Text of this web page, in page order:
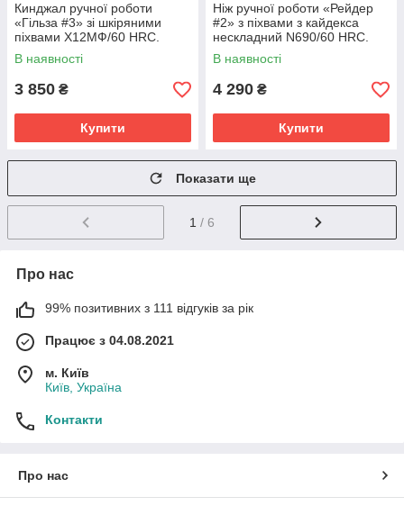
Кинджал ручної роботи
«Гільза #3» зі шкіряними
піхвами Х12МФ/60 HRC.
В наявності
3 850 ₴
Купити
Ніж ручної роботи «Рейдер
#2» з піхвами з кайдекса
нескладний N690/60 HRC.
В наявності
4 290 ₴
Купити
Показати ще
1 / 6
Про нас
99% позитивних з 111 відгуків за рік
Працює з 04.08.2021
м. Київ
Київ, Україна
Контакти
Про нас